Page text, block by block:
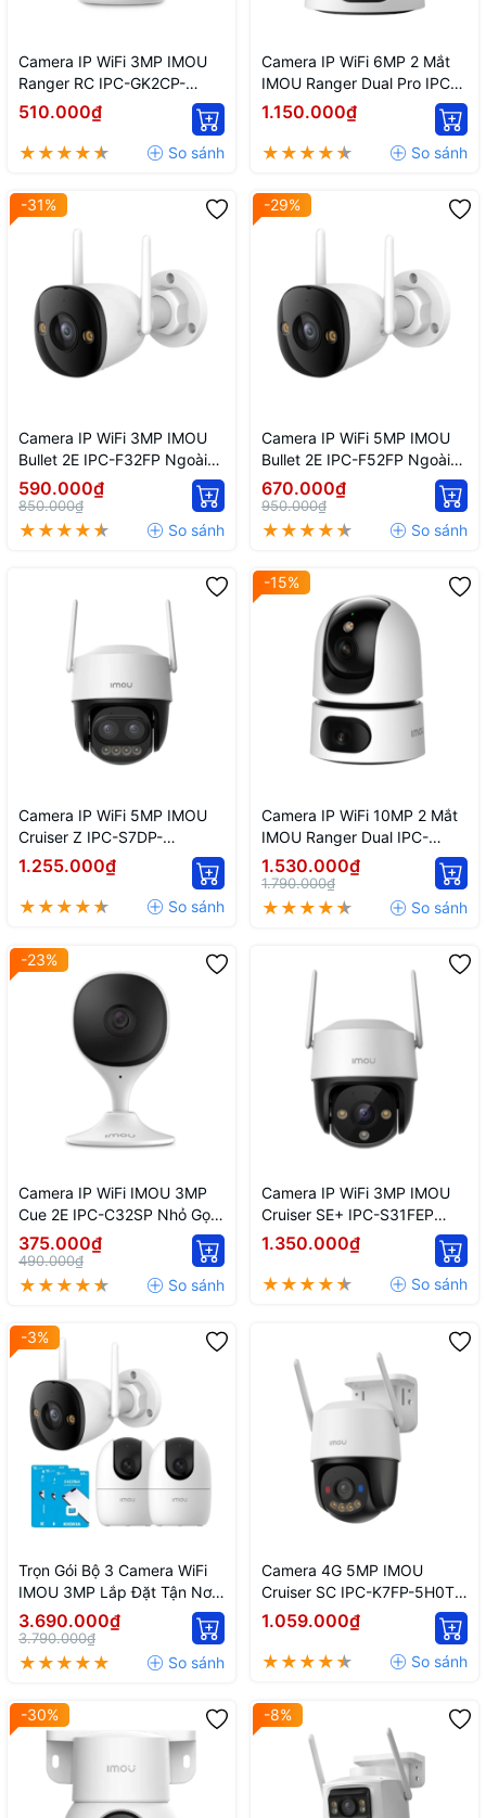
Camera IP WiFi 3MP IMOU
Ranger RC IPC-GK2CP-
3C0WR Tích Hợp Nút Gọi
510.000₫
Camera IP WiFi 6MP 2 Mắt
IMOU Ranger Dual Pro IPC-
S2XEP-6M0S AI Có Màu
1.150.000₫
-31%
Camera IP WiFi 3MP IMOU
Bullet 2E IPC-F32FP Ngoài
Trời Có Màu Ban Đêm
590.000₫
850.000₫
-29%
Camera IP WiFi 5MP IMOU
Bullet 2E IPC-F52FP Ngoài
Trời Có Màu Ban Đêm
670.000₫
950.000₫
Camera IP WiFi 5MP IMOU
Cruiser Z IPC-S7DP-
5M0WEZ Quay Quét Zoom
1.255.000₫
-15%
Camera IP WiFi 10MP 2 Mắt
IMOU Ranger Dual IPC-
S2XP-10M0WED AI Trong
Nhà
1.530.000₫
1.790.000₫
-23%
Camera IP WiFi IMOU 3MP
Cue 2E IPC-C32SP Nhỏ Gọn
Trong Nhà
375.000₫
490.000₫
Camera IP WiFi 3MP IMOU
Cruiser SE+ IPC-S31FEP
Ngoài Trời Quay Quét Có
Màu Ban Đêm
1.350.000₫
-3%
Trọn Gói Bộ 3 Camera WiFi
IMOU 3MP Lắp Đặt Tận Nơi
TPHCM
3.690.000₫
3.790.000₫
Camera 4G 5MP IMOU
Cruiser SC IPC-K7FP-5H0TE
Ngoài Trời Quay Quét Full
1.059.000₫
-30% -8%